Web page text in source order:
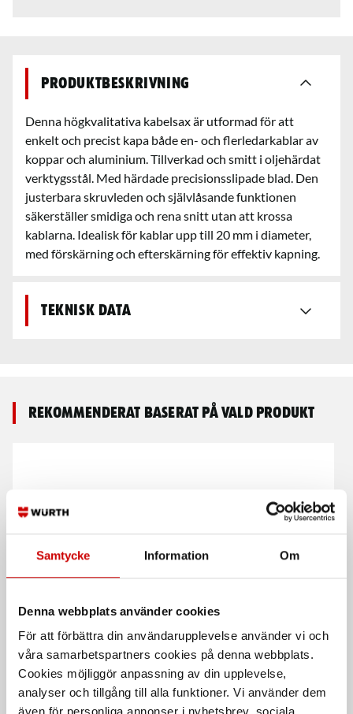
Samtycke Information Om
Denna webbplats använder cookies
För att förbättra din användarupplevelse använder vi och
våra samarbetspartners cookies på denna webbplats.
Cookies möjliggör anpassning av din upplevelse,
analyser och tillgång till alla funktioner. Vi använder dem
Produktbeskrivning
Denna högkvalitativa kabelsax är utformad för att
enkelt och precist kapa både en- och flerledarkablar av
koppar och aluminium. Tillverkad och smitt i oljehärdat
verktygsstål. Med härdade precisionsslipade blad. Den
justerbara skruvleden och självlåsande funktionen
säkerställer smidiga och rena snitt utan att krossa
kablarna. Idealisk för kablar upp till 20 mm i diameter,
med förskärning och efterskärning för effektiv kapning.
Teknisk data
Rekommenderat baserat på vald produkt
Max kabeldiameter 15 mm.
EN 60900